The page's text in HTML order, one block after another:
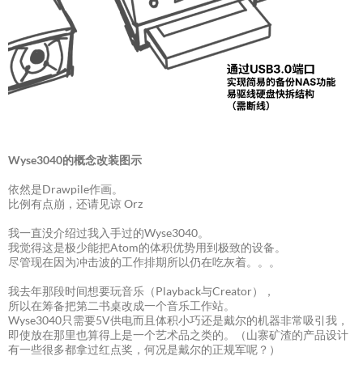
Wyse3040的概念改装图示
依然是Drawpile作画。
比例有点崩，还请见谅 Orz
我一直没介绍过我入手过的Wyse3040。
我觉得这是极少能把Atom的体积优势用到极致的设备。
尽管现在因为冲击波的工作排期所以仍在吃灰着。。。
我去年那段时间想要玩音乐（Playback与Creator），
所以在筹备把第二书桌改成一个音乐工作站。
Wyse3040只需要5V供电而且体积小巧还是戴尔的机器非常吸引我，
即使放在那里也算得上是一个艺术品之类的。（山寨矿渣的产品设计
有一些很多都拿过红点奖，何况是戴尔的正规军呢？）